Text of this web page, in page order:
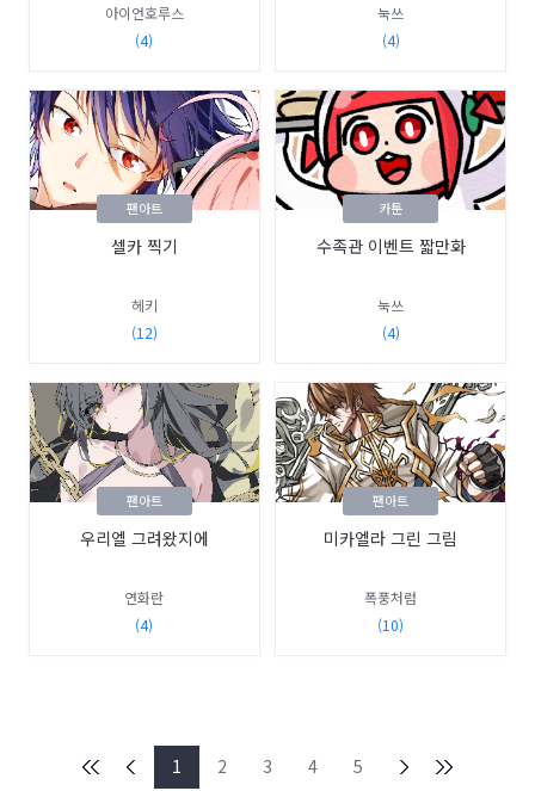
아이언호루스
(4)
눅쓰
(4)
셀카 찍기
헤키
(12)
팬아트
수족관 이벤트 짧만화
눅쓰
(4)
카툰
우리엘 그려왔지에
연화란
(4)
팬아트
미카엘라 그린 그림
폭풍처럼
(10)
팬아트
1 2 3 4 5